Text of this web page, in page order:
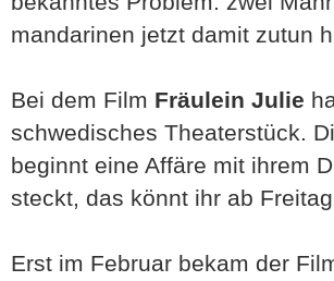
mandarinen jetzt damit zutun
Bei dem Film Fräulein Julie
schwedisches Theaterstück.
beginnt eine Affäre mit ihrem
steckt, das könnt ihr ab
Erst im Februar bekam der